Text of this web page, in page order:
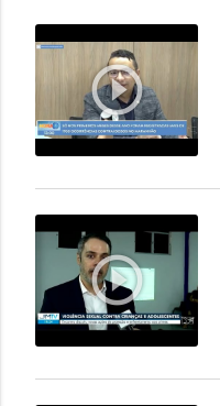
play_circle_outline
play_circle_outline